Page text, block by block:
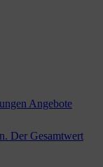
Angebote
Der Gesamtwert